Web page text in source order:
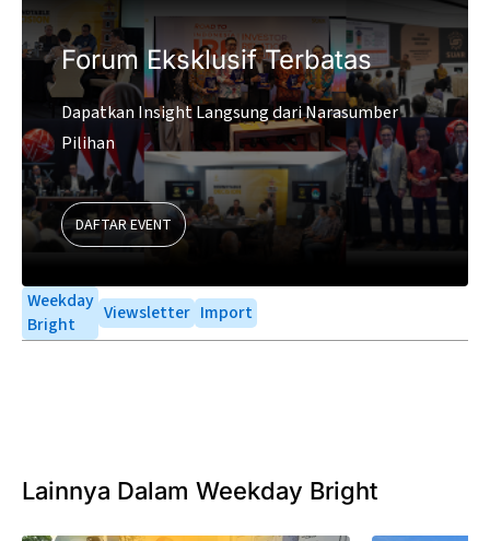
Forum Eksklusif Terbatas
Dapatkan Insight Langsung dari Narasumber
Pilihan
DAFTAR EVENT
Weekday
Bright
Viewsletter Import
Lainnya Dalam Weekday Bright